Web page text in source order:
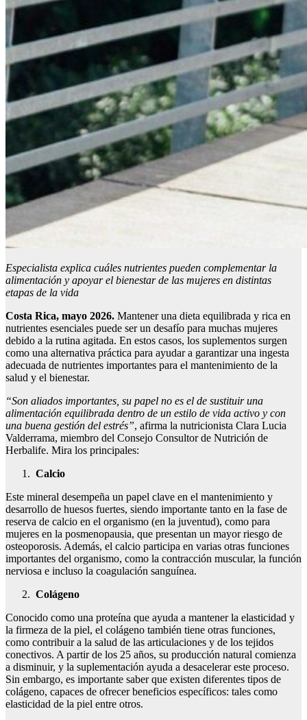
Especialista explica cuáles nutrientes pueden complementar la
alimentación y apoyar el bienestar de las mujeres en distintas
etapas de la vida
Costa Rica, mayo 2026. Mantener una dieta equilibrada y rica en
nutrientes esenciales puede ser un desafío para muchas mujeres
debido a la rutina agitada. En estos casos, los suplementos surgen
como una alternativa práctica para ayudar a garantizar una ingesta
adecuada de nutrientes importantes para el mantenimiento de la
salud y el bienestar.
“Son aliados importantes, su papel no es el de sustituir una
alimentación equilibrada dentro de un estilo de vida activo y con
una buena gestión del estrés”, afirma la nutricionista Clara Lucia
Valderrama, miembro del Consejo Consultor de Nutrición de
Herbalife. Mira los principales:
Calcio
Este mineral desempeña un papel clave en el mantenimiento y
desarrollo de huesos fuertes, siendo importante tanto en la fase de
reserva de calcio en el organismo (en la juventud), como para
mujeres en la posmenopausia, que presentan un mayor riesgo de
osteoporosis. Además, el calcio participa en varias otras funciones
importantes del organismo, como la contracción muscular, la función
nerviosa e incluso la coagulación sanguínea.
Colágeno
Conocido como una proteína que ayuda a mantener la elasticidad y
la firmeza de la piel, el colágeno también tiene otras funciones,
como contribuir a la salud de las articulaciones y de los tejidos
conectivos. A partir de los 25 años, su producción natural comienza
a disminuir, y la suplementación ayuda a desacelerar este proceso.
Sin embargo, es importante saber que existen diferentes tipos de
colágeno, capaces de ofrecer beneficios específicos: tales como
elasticidad de la piel entre otros.